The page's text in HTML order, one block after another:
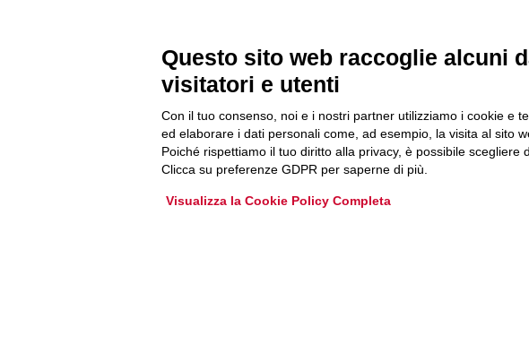
mondo della cooperazione.
Archivio Newsletter
Guarda i
Accedi a
Questo sito web raccoglie alcuni
visitatori e utenti
Con il tuo consenso, noi e i nostri partner utilizziamo i cookie e
ed elaborare i dati personali come, ad esempio, la visita al sito
Poiché rispettiamo il tuo diritto alla privacy, è possibile scegliere
Clicca su preferenze GDPR per saperne di più.
Visualizza la Cookie Policy Completa